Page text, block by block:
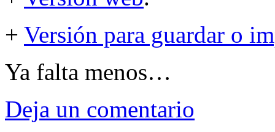
+ Versión para guardar o
Ya falta menos…
Deja un comentario